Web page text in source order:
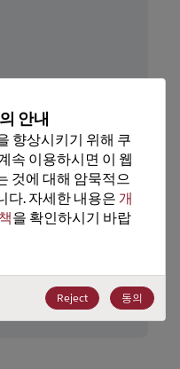
& Mixed Signal
Sensors
안내
향상시키기 위해 쿠
속 이용하시면 이 웹
것에 대해 암묵적으
다. 자세한 내용은 개
을 확인하시기 바랍
Reject 동의